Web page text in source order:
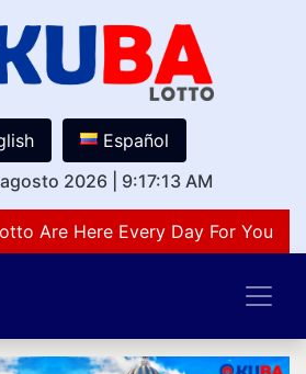
Español
2026
9:17:13 AM
Are Here Every Day For You